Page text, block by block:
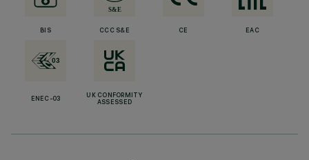
BIS CCC S&E CE EAC
ENEC-03
UK CONFORMITY
ASSESSED